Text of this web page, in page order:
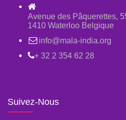
Avenue des Pâquerettes,
1410 Waterloo Belgique
info@mala-india.org
+ 32 2 354 62 28
Suivez-Nous